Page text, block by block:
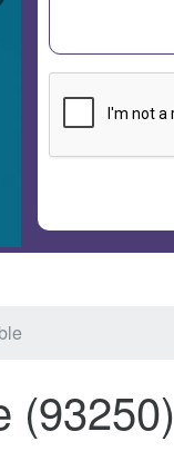
(93250)